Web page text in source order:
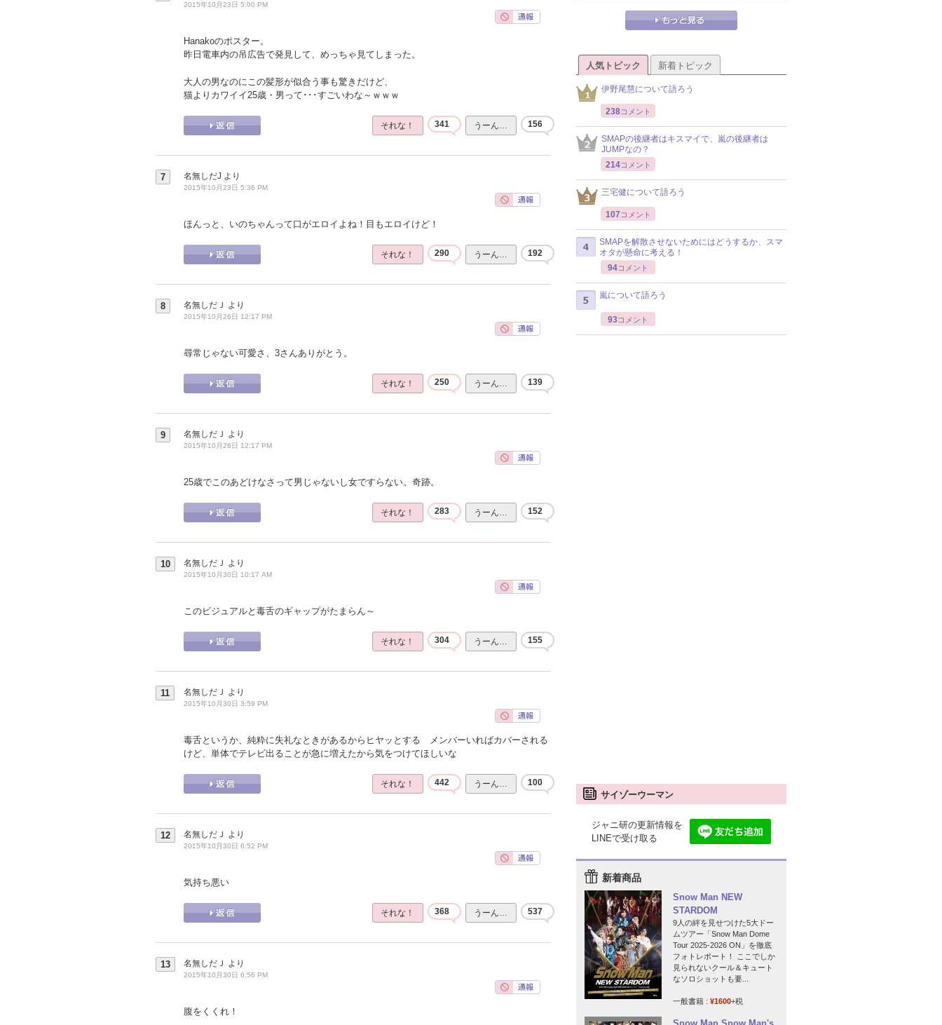
2015年10月23日 5:00 PM
Hanakoのポスター。
昨日電車内の吊広告で発見して、めっちゃ見てしまった。
大人の男なのにこの髪形が似合う事も驚きだけど、
猫よりカワイイ25歳・男って･･･すごいわな～ｗｗｗ
それな！ 341 うーん… 156
7 名無しだJ より
2015年10月23日 5:36 PM
ほんっと、いのちゃんって口がエロイよね！目もエロイけど！
それな！ 290 うーん… 192
8 名無しだＪ より
2015年10月26日 12:17 PM
尋常じゃない可愛さ、3さんありがとう。
それな！ 250 うーん… 139
9 名無しだＪ より
2015年10月26日 12:17 PM
25歳でこのあどけなさって男じゃないし女ですらない。奇跡。
それな！ 283 うーん… 152
10 名無しだＪ より
2015年10月30日 10:17 AM
このビジュアルと毒舌のギャップがたまらん～
それな！ 304 うーん… 155
11 名無しだＪ より
2015年10月30日 3:59 PM
毒舌というか、純粋に失礼なときがあるからヒヤッとする メンバーいればカバーされる
けど、単体でテレビ出ることが急に増えたから気をつけてほしいな
それな！ 442 うーん… 100
12 名無しだＪ より
2015年10月30日 6:52 PM
気持ち悪い
それな！ 368 うーん… 537
13 名無しだＪ より
2015年10月30日 6:56 PM
腹をくくれ！
人気トピック 新着トピック
伊野尾慧について語ろう
238コメント
SMAPの後継者はキスマイで、嵐の後継者は
JUMPなの？
214コメント
三宅健について語ろう
107 コメント
SMAPを解散させないためにはどうするか、スマ
オタが懸命に考える！
94コメント
嵐について語ろう
93コメント
サイゾーウーマン
ジャニ研の更新情報を
LINEで受け取る
新着商品
Snow Man NEW
STARDOM
9人の絆を見せつけた5大ドー
ムツアー「Snow Man Dome
Tour 2025-2026 ON」を徹底
フォトレポート！ ここでしか
見られないクール＆キュート
なソロショットも要...
一般書籍 : ¥1600+税